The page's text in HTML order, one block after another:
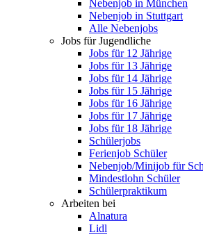
Nebenjob in München
Nebenjob in Stuttgart
Alle Nebenjobs
Jobs für Jugendliche
Jobs für 12 Jährige
Jobs für 13 Jährige
Jobs für 14 Jährige
Jobs für 15 Jährige
Jobs für 16 Jährige
Jobs für 17 Jährige
Jobs für 18 Jährige
Schülerjobs
Ferienjob Schüler
Nebenjob/Minijob für
Mindestlohn Schüler
Schülerpraktikum
Arbeiten bei
Alnatura
Lidl